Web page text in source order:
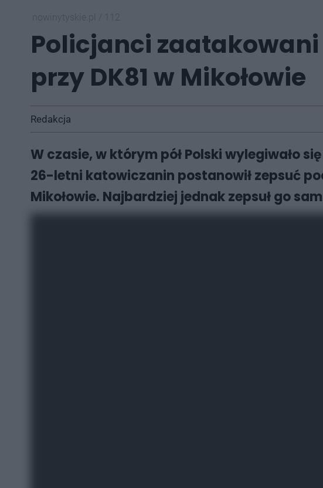
Policjanci
przy DK81 w Mikołowie
Redakcja
W czasie, w którym pół Polski wylegiwało
26-letni katowiczanin postanowił zepsuć
Mikołowie. Najbardziej jednak zepsuł go